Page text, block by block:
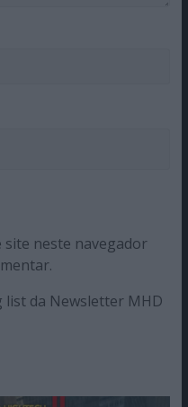
site neste navegador
list da Newsletter MHD